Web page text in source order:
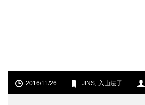
2016/11/26 JINS, 入山法子